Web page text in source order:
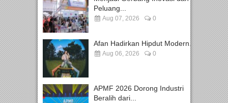
Peluang...
Aug 07, 2026 0
Afan Hadirkan Hipdut Modern...
Aug 06, 2026 0
APMF 2026 Dorong Industri
Beralih dari...